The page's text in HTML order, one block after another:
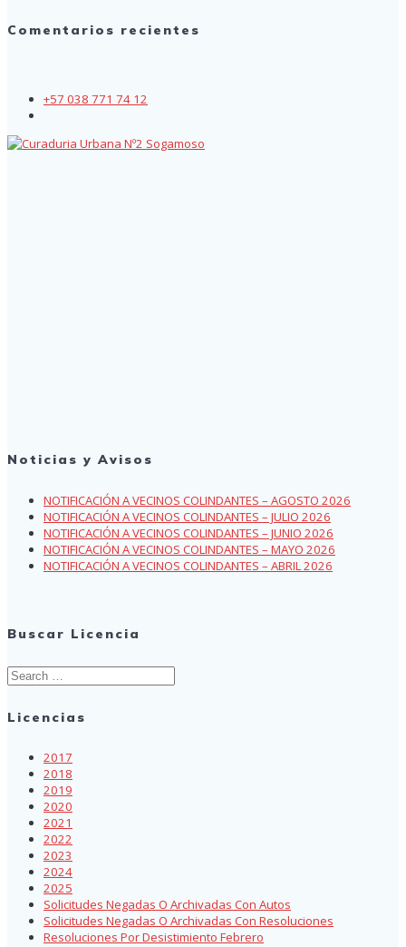
Comentarios recientes
+57 038 771 74 12
Noticias y Avisos
NOTIFICACIÓN A VECINOS COLINDANTES – AGOSTO 2026
NOTIFICACIÓN A VECINOS COLINDANTES – JULIO 2026
NOTIFICACIÓN A VECINOS COLINDANTES – JUNIO 2026
NOTIFICACIÓN A VECINOS COLINDANTES – MAYO 2026
NOTIFICACIÓN A VECINOS COLINDANTES – ABRIL 2026
Buscar Licencia
Search
for:
Licencias
2017
2018
2019
2020
2021
2022
2023
2024
2025
Solicitudes Negadas O Archivadas Con Autos
Solicitudes Negadas O Archivadas Con Resoluciones
Resoluciones Por Desistimiento Febrero